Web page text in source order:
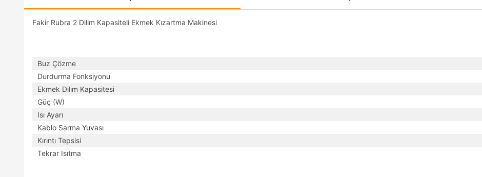
Fakir Rubra 2 Dilim Kapasiteli Ekmek Kızartma Makinesi
Buz Çözme
Durdurma Fonksiyonu
Ekmek Dilim Kapasitesi
Güç (W)
Isı Ayarı
Kablo Sarma Yuvası
Kırıntı Tepsisi
Tekrar Isıtma